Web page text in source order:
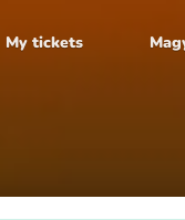
My tickets